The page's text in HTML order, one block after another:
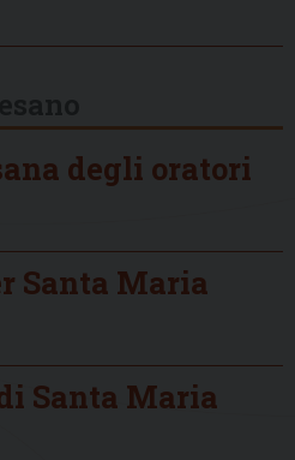
degli oratori
Santa Maria
Santa Maria